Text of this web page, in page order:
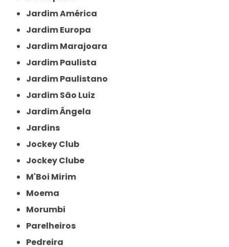
Jardim América
Jardim Europa
Jardim Marajoara
Jardim Paulista
Jardim Paulistano
Jardim São Luiz
Jardim Ângela
Jardins
Jockey Club
Jockey Clube
M'Boi Mirim
Moema
Morumbi
Parelheiros
Pedreira